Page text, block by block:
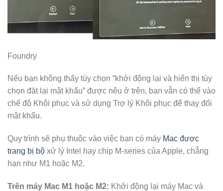
Foundry
Nếu bạn không thấy tùy chọn “khởi động lại và hiển thị tùy
chọn đặt lại mật khẩu” được nêu ở trên, bạn vẫn có thể vào
chế độ Khôi phục và sử dụng Trợ lý Khôi phục để thay đổi
mật khẩu.
Quy trình sẽ phụ thuộc vào việc bạn có máy Mac được
trang bị bộ xử lý Intel hay chip M-series của Apple, chẳng
hạn như M1 hoặc M2.
Trên máy Mac M1 hoặc M2: Khởi động lại máy Mac và